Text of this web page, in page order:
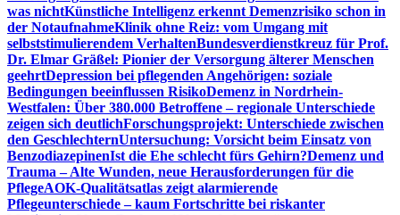
was nichtKünstliche Intelligenz erkennt Demenzrisiko schon in
der NotaufnahmeKlinik ohne Reiz: vom Umgang mit
selbststimulierendem VerhaltenBundesverdienstkreuz für Prof.
Dr. Elmar Gräßel: Pionier der Versorgung älterer Menschen
geehrtDepression bei pflegenden Angehörigen: soziale
Bedingungen beeinflussen RisikoDemenz in Nordrhein-
Westfalen: Über 380.000 Betroffene – regionale Unterschiede
zeigen sich deutlichForschungsprojekt: Unterschiede zwischen
den GeschlechternUntersuchung: Vorsicht beim Einsatz von
BenzodiazepinenIst die Ehe schlecht fürs Gehirn?Demenz und
Trauma – Alte Wunden, neue Herausforderungen für die
PflegeAOK-Qualitätsatlas zeigt alarmierende
Pflegeunterschiede – kaum Fortschritte bei riskanter